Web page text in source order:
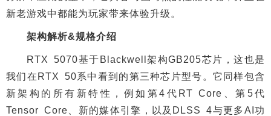
新老游戏中都能为玩家带来体验升级。
架构解析&规格介绍
RTX 5070基于Blackwell架构GB205芯片，这也是
我们在RTX 50系中看到的第三种芯片型号。它同样包含
新架构的所有新特性，例如第4代RT Core、第5代
Tensor Core、新的媒体引擎，以及DLSS 4与更多AI功